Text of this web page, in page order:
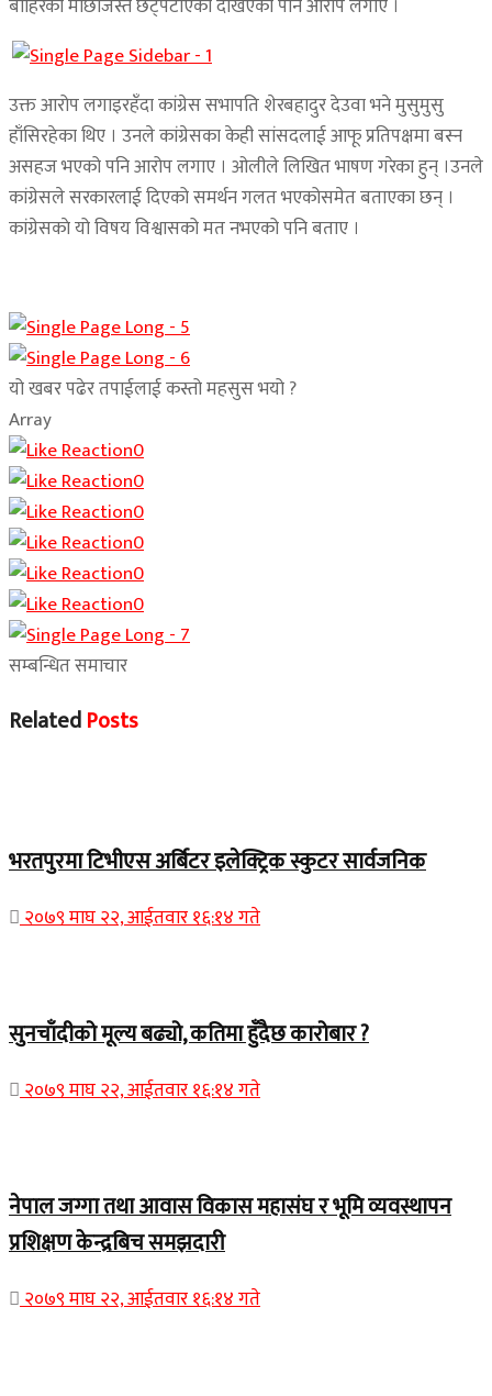
बाहिरको माछाजस्तै छट्पटाएको देखिएको पनि आरोप लगाए ।
उक्त आरोप लगाइरहँदा कांग्रेस सभापति शेरबहादुर देउवा भने मुसुमुसु
हाँसिरहेका थिए । उनले कांग्रेसका केही सांसदलाई आफू प्रतिपक्षमा बस्न
असहज भएको पनि आरोप लगाए । ओलीले लिखित भाषण गरेका हुन् ।उनले
कांग्रेसले सरकारलाई दिएको समर्थन गलत भएकोसमेत बताएका छन् ।
कांग्रेसकाे यो विषय विश्वासको मत नभएको पनि बताए ।
यो खबर पढेर तपाईलाई कस्तो महसुस भयो ?
Array
0
0
0
0
0
0
सम्बन्धित समाचार
RelatedPosts
भरतपुरमा टिभीएस अर्बिटर इलेक्ट्रिक स्कुटर सार्वजनिक
२०७९ माघ २२, आईतवार १६:१४ गते
सुनचाँदीको मूल्य बढ्यो, कतिमा हुँदैछ कारोबार ?
२०७९ माघ २२, आईतवार १६:१४ गते
नेपाल जग्गा तथा आवास विकास महासंघ र भूमि व्यवस्थापन
प्रशिक्षण केन्द्रबिच समझदारी
२०७९ माघ २२, आईतवार १६:१४ गते